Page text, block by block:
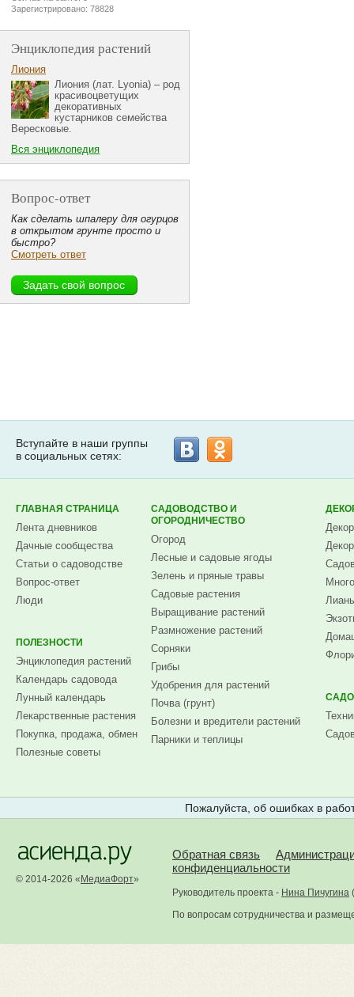
Зарегистрировано: 78828
Энциклопедия растений
Лиония
Лиония (лат. Lyonia) – род
красивоцветущих
декоративных
кустарников семейства
Вересковые.
Вся энциклопедия
Вопрос-ответ
Как сделать шпалеру для огурцов
в открытом грунте просто и
быстро?
Смотреть ответ
Вступайте в наши группы
в социальных сетях:
ГЛАВНАЯ СТРАНИЦА
Лента дневников
Дачные сообщества
Статьи о садоводстве
Вопрос-ответ
Люди
ПОЛЕЗНОСТИ
Энциклопедия растений
Календарь садовода
Лунный календарь
Лекарственные растения
Покупка, продажа, обмен
Полезные советы
САДОВОДСТВО И
ОГОРОДНИЧЕСТВО
Огород
Лесные и садовые ягоды
Зелень и пряные травы
Садовые растения
Выращивание растений
Размножение растений
Сорняки
Грибы
Удобрения для растений
Почва (грунт)
Болезни и вредители растений
Парники и теплицы
Пожалуйста, об ошибках в
© 2014-2026 « МедиаФорт»
Обратная связь
конфиденциальности
Руководитель проекта - Нина Пичугина (
По вопросам сотрудничества и